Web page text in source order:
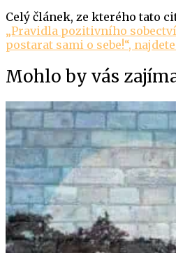
Celý článek, ze kterého tato
„Pravidla pozitivního
postarat sami o sebe!“,
Mohlo by vás